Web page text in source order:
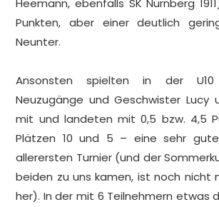
Heemann, ebenfalls SK Nürnberg
Punkten, aber einer deutlich
Neunter.
Ansonsten spielten in der
Neuzugänge und Geschwister Lucy
mit und landeten mit 0,5 bzw. 4,5
Plätzen 10 und 5 – eine sehr
allerersten Turnier (und der
beiden zu uns kamen, ist noch nicht
her). In der mit 6 Teilnehmern etwas